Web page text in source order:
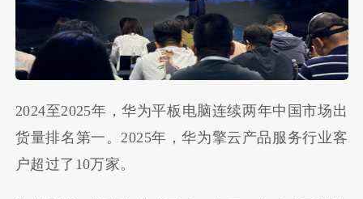
2024至2025年，华为平板电脑连续两年中国市场出
货量排名第一。2025年，华为擎云产品服务行业客
户超过了10万家。